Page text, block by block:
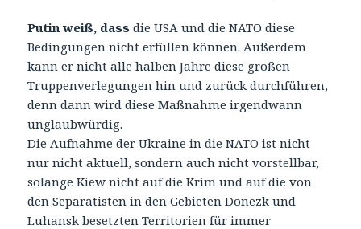
Putin weiß, dass die USA und die NATO diese
Bedingungen nicht erfüllen können. Außerdem
kann er nicht alle halben Jahre diese großen
Truppenverlegungen hin und zurück durchführen,
denn dann wird diese Maßnahme irgendwann
unglaubwürdig.
Die Aufnahme der Ukraine in die NATO ist nicht
nur nicht aktuell, sondern auch nicht vorstellbar,
solange Kiew nicht auf die Krim und auf die von
den Separatisten in den Gebieten Donezk und
Luhansk besetzten Territorien für immer